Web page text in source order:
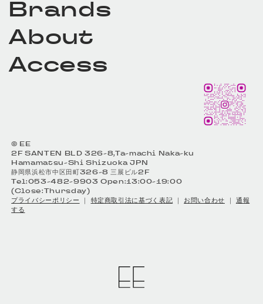
Brands
About
Access
© EE
2F SANTEN BLD 326-8,Ta-machi Naka-ku
Hamamatsu-Shi Shizuoka JPN
静岡県浜松市中区田町326-8 三展ビル2F
Tel:053-482-9903 Open:13:00-19:00
(Close:Thursday)
プライバシーポリシー ｜ 特定商取引法に基づく表記 ｜ お問い合わせ ｜ 通報
する